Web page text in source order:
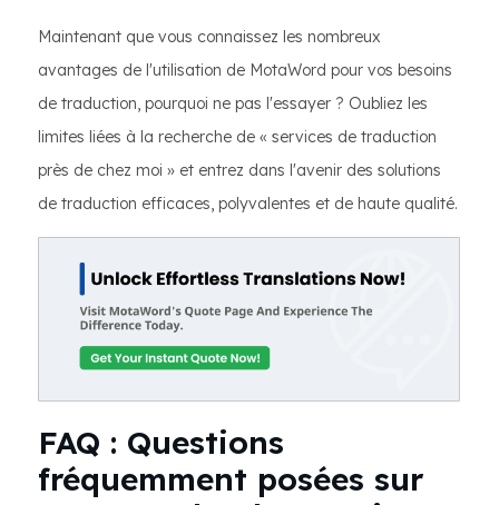
Maintenant que vous connaissez les nombreux
avantages de l'utilisation de MotaWord pour vos besoins
de traduction, pourquoi ne pas l'essayer ? Oubliez les
limites liées à la recherche de « services de traduction
près de chez moi » et entrez dans l'avenir des solutions
de traduction efficaces, polyvalentes et de haute qualité.
FAQ : Questions
fréquemment posées sur